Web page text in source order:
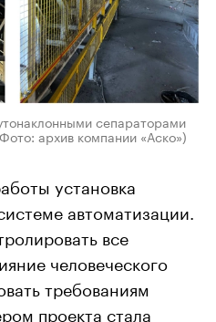
сепараторами
архив компании «Аско»)
установка
автоматизации.
все
человеческого
требованиям
проекта стала